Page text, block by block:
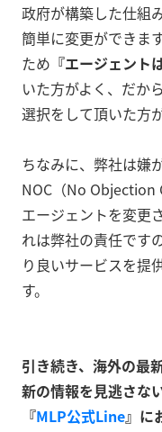
政府が構築した仕組
簡単に変更ができま
ため 『エージェント
いた方がよく、だか
選択をして頂いた方
ちなみに、弊社は嫌
NOC（No Objection
エージェントを変更
れは弊社の責任です
り良いサービスを提
す。
引き続き、海外の最
新の情報を見逃さな
『MLP公式Line』に